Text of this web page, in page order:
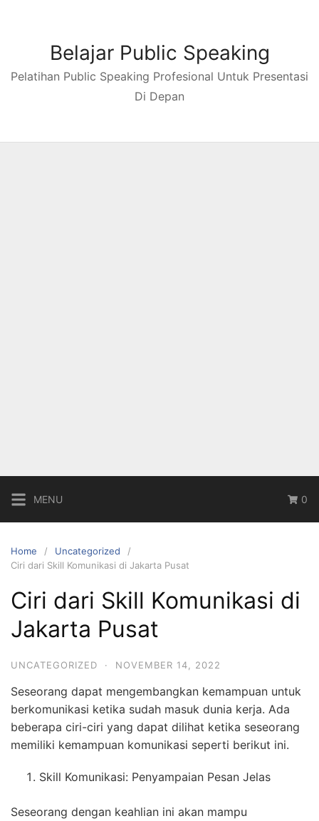
Belajar Public Speaking
Pelatihan Public Speaking Profesional Untuk Presentasi
Di Depan
MENU 0
Home
Uncategorized
Ciri dari Skill Komunikasi di Jakarta Pusat
Ciri dari Skill Komunikasi di
Jakarta Pusat
UNCATEGORIZED · NOVEMBER 14, 2022
Seseorang dapat mengembangkan kemampuan untuk
berkomunikasi ketika sudah masuk dunia kerja. Ada
beberapa ciri-ciri yang dapat dilihat ketika seseorang
memiliki kemampuan komunikasi seperti berikut ini.
Skill Komunikasi: Penyampaian Pesan Jelas
Seseorang dengan keahlian ini akan mampu